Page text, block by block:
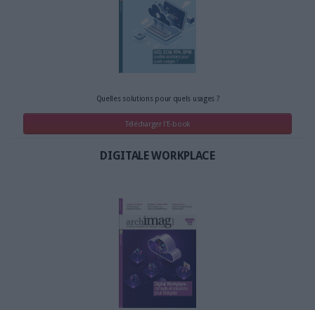
Quelles solutions pour quels usages ?
Télécharger l'E-book
DIGITALE WORKPLACE